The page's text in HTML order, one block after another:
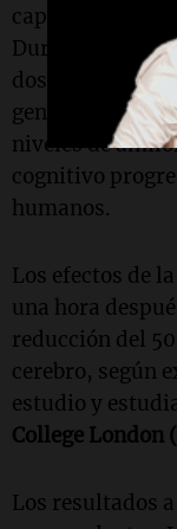
capacidad del
Durante el
dosis de las
genéticamente
niveles de
cognitivo
humanos.
Los efectos de
una hora
reducción del
cerebro, según
estudio y
College London
Los resultados